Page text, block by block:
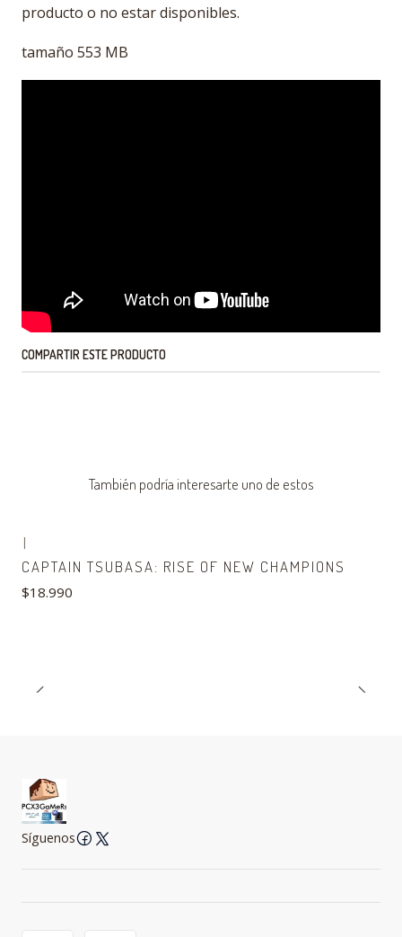
producto o no estar disponibles.
tamaño 553 MB
COMPARTIR ESTE PRODUCTO
También podría interesarte uno de estos
|
CAPTAIN TSUBASA: RISE OF NEW CHAMPIONS
$18.990
Síguenos